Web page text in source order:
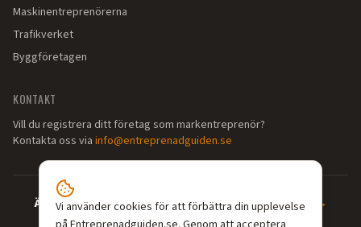
Maskinentreprenörerna
Trafikverket
Byggföretagen
KONTAKT
Vill du registrera ditt företag som markentreprenör?
Kontakta oss via info@entreprenadguiden.se
Är du markentreprenör?—Syns där dina kunder söker →
Vi använder cookies för att förbättra din upplevelse